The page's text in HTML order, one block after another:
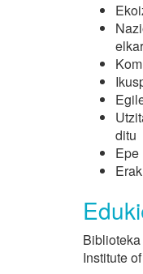
ditu
Epe
Institute